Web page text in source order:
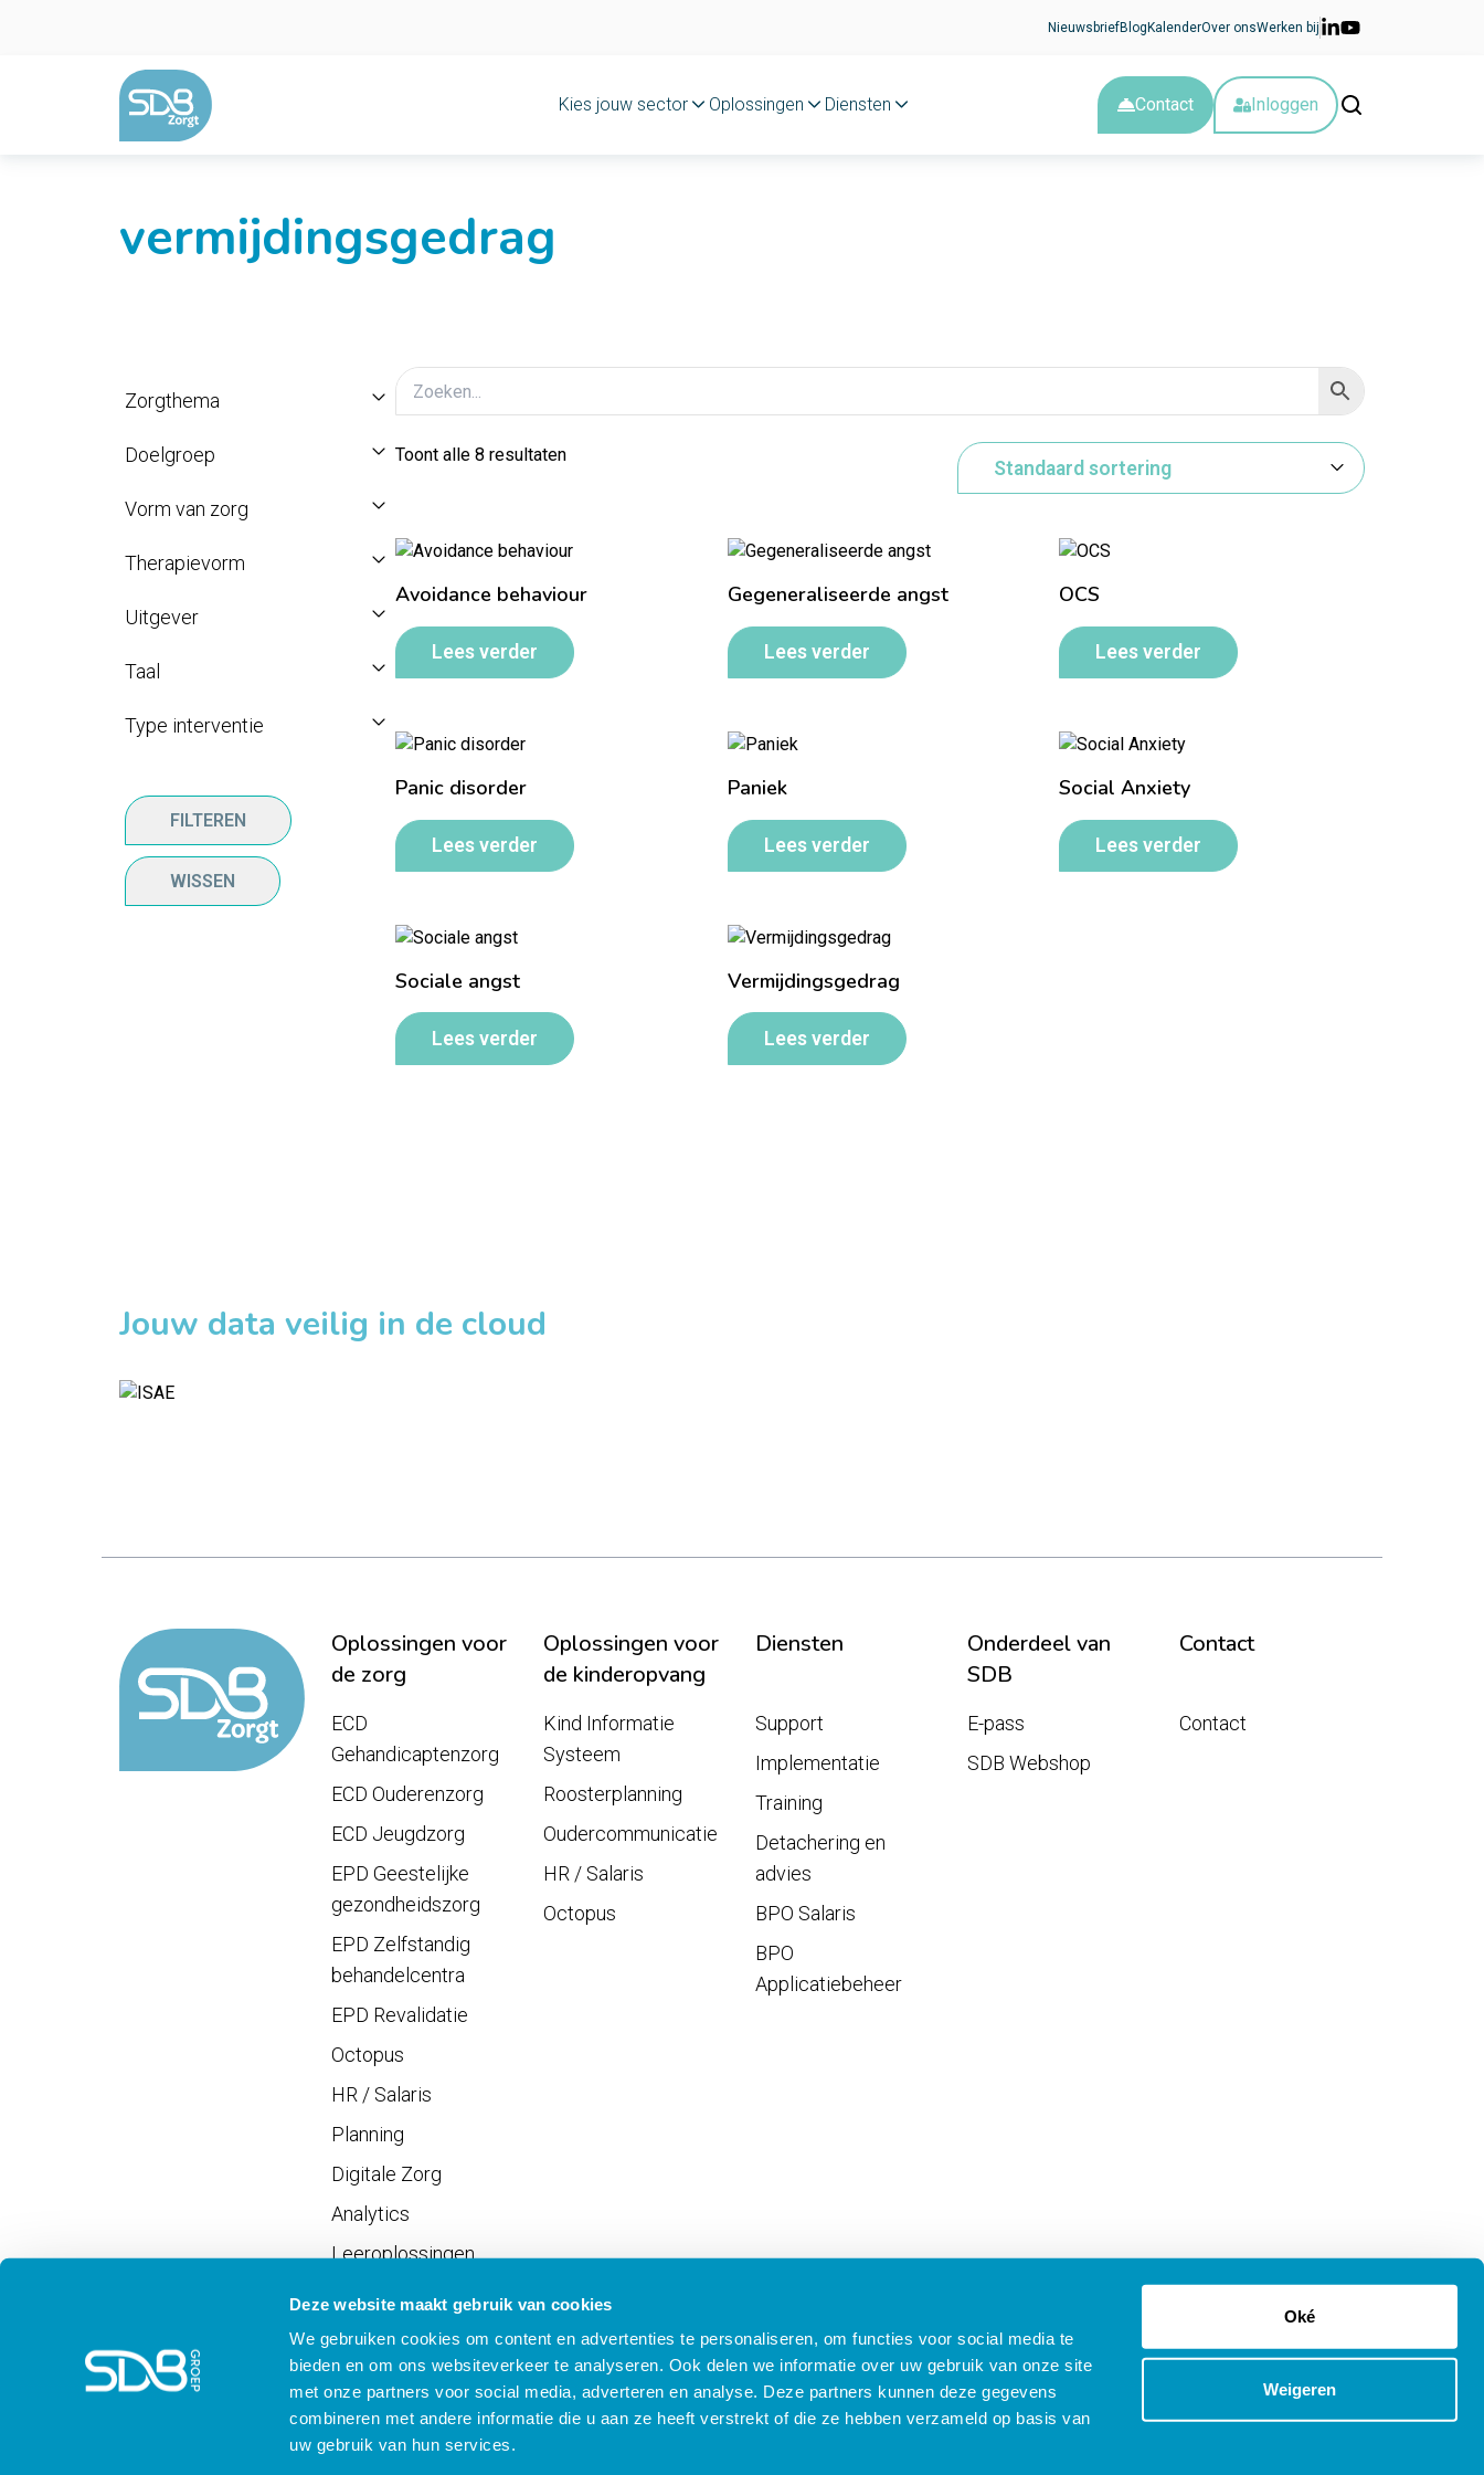
Deze website maakt gebruik van cookies
We gebruiken cookies om content en advertenties te personaliseren, om functies voor social media te
bieden en om ons websiteverkeer te analyseren. Ook delen we informatie over uw gebruik van onze site
met onze partners voor social media, adverteren en analyse. Deze partners kunnen deze gegevens
combineren met andere informatie die u aan ze heeft verstrekt of die ze hebben verzameld op basis van
uw gebruik van hun services.
Oké
Weigeren
NieuwsbriefBlog KalenderOver onsWerken bij
Kies jouw sector Oplossingen Diensten Contact Inloggen
vermijdingsgedrag
Zorgthema
Doelgroep
Vorm van zorg
Therapievorm
Uitgever
Taal
Type interventie
FILTEREN
WISSEN
Toont alle 8 resultaten
Avoidance behaviour
Lees verder
Gegeneraliseerde angst
Lees verder
OCS
Lees verder
Panic disorder
Lees verder
Paniek
Lees verder
Social Anxiety
Lees verder
Sociale angst
Lees verder
Vermijdingsgedrag
Lees verder
Jouw data veilig in de cloud
Oplossingen voor
de zorg
Oplossingen voor
de kinderopvang
Diensten
Onderdeel van
SDB
Contact
ECD
Gehandicaptenzorg
ECD Ouderenzorg
ECD Jeugdzorg
EPD Geestelijke
gezondheidszorg
EPD Zelfstandig
behandelcentra
EPD Revalidatie
Octopus
HR / Salaris
Planning
Digitale Zorg
Analytics
Leeroplossingen
Vrijwilligersportaal
Kind Informatie
Systeem
Roosterplanning
Oudercommunicatie
HR / Salaris
Octopus
Support
Implementatie
Training
Detachering en
advies
BPO Salaris
BPO
Applicatiebeheer
E-pass
SDB Webshop
Contact
Meld je aan voor SDB Nieuws